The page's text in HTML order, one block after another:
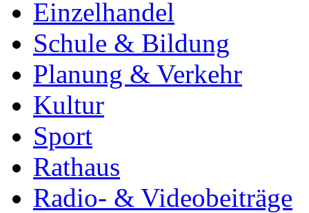
Einzelhandel
Schule & Bildung
Planung & Verkehr
Kultur
Sport
Rathaus
Radio- & Videobeiträge